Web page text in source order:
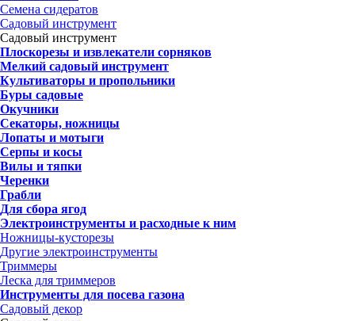
Семена сидератов
Садовый инструмент
Садовый инструмент
Плоскорезы и извлекатели сорняков
Мелкий садовый инструмент
Культиваторы и пропольники
Буры садовые
Окучники
Секаторы, ножницы
Лопаты и мотыги
Серпы и косы
Вилы и тяпки
Черенки
Грабли
Для сбора ягод
Электроинструменты и расходные к ним
Ножницы-кусторезы
Другие электроинструменты
Триммеры
Леска для триммеров
Инструменты для посева газона
Садовый декор